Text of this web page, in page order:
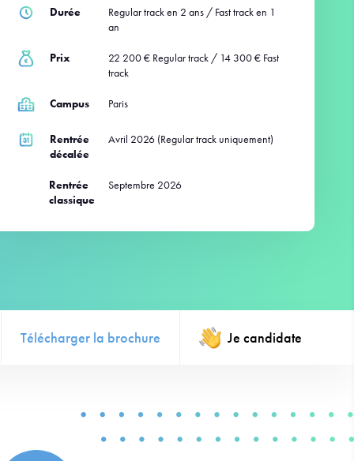
Durée
Regular track en 2 ans / Fast track en 1
an
Prix
22 200 € Regular track / 14 300 € Fast
track
Campus Paris
Rentrée
décalée
Avril 2026 (Regular track uniquement)
Rentrée
classique
Septembre 2026
Télécharger la brochure Je candidate